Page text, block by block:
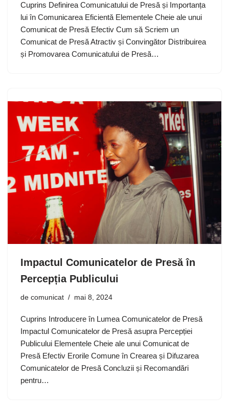
Cuprins Definirea Comunicatului de Presă și Importanța
lui în Comunicarea Eficientă Elementele Cheie ale unui
Comunicat de Presă Efectiv Cum să Scriem un
Comunicat de Presă Atractiv și Convingător Distribuirea
și Promovarea Comunicatului de Presă…
Impactul Comunicatelor de Presă în
Percepția Publicului
de comunicat mai 8, 2024
Cuprins Introducere în Lumea Comunicatelor de Presă
Impactul Comunicatelor de Presă asupra Percepției
Publicului Elementele Cheie ale unui Comunicat de
Presă Efectiv Erorile Comune în Crearea și Difuzarea
Comunicatelor de Presă Concluzii și Recomandări
pentru…